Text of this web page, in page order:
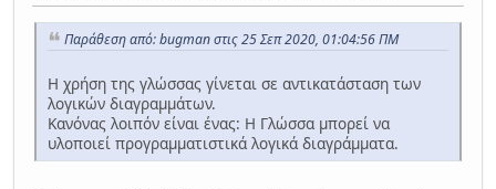
Παράθεση από: bugman στις 25 Σεπ 2020, 01:04:56 ΠΜ
Η χρήση της γλώσσας γίνεται σε αντικατάσταση των
λογικών διαγραμμάτων.
Κανόνας λοιπόν είναι ένας: Η Γλώσσα μπορεί να
υλοποιεί προγραμματιστικά λογικά διαγράμματα.